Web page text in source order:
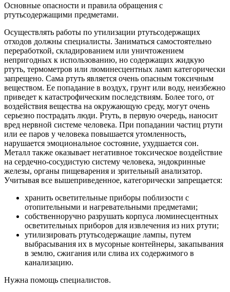
Основные опасности и правила обращения с
ртутьсодержащими предметами.
Осуществлять работы по утилизации ртутьсодержащих
отходов должны специалисты. Заниматься самостоятельно
переработкой, складированием или уничтожением
непригодных к использованию, но содержащих жидкую
ртуть, термометров или люминесцентных ламп категорически
запрещено. Сама ртуть является очень опасным токсичным
веществом. Ее попадание в воздух, грунт или воду, неизбежно
приведет к катастрофическим последствиям. Более того, от
воздействия вещества на окружающую среду, могут очень
серьезно пострадать люди. Ртуть, в первую очередь, наносит
вред нервной системе человека. При попадании частиц ртути
или ее паров у человека повышается утомленность,
нарушается эмоциональное состояние, ухудшается сон.
Металл также оказывает негативное токсическое воздействие
на сердечно-сосудистую систему человека, эндокринные
железы, органы пищеварения и зрительный анализатор.
Учитывая все вышеприведенное, категорически запрещается:
хранить осветительные приборы поблизости с
отопительными и нагревательными предметами;
собственноручно разрушать корпуса люминесцентных
осветительных приборов для извлечения из них ртути;
утилизировать ртутьсодержащие лампы, путем
выбрасывания их в мусорные контейнеры, закапывания
в землю, сжигания или слива их содержимого в
канализацию.
Нужна помощь специалистов.